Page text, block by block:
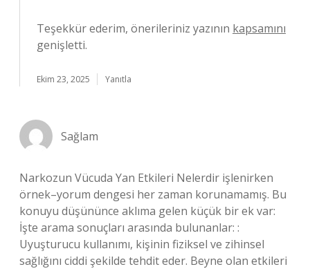
Teşekkür ederim, önerileriniz yazının kapsamını
genişletti.
Ekim 23, 2025 Yanıtla
Sağlam
Narkozun Vücuda Yan Etkileri Nelerdir işlenirken
örnek–yorum dengesi her zaman korunamamış. Bu
konuyu düşününce aklıma gelen küçük bir ek var:
İşte arama sonuçları arasında bulunanlar: :
Uyuşturucu kullanımı, kişinin fiziksel ve zihinsel
sağlığını ciddi şekilde tehdit eder. Beyne olan etkileri